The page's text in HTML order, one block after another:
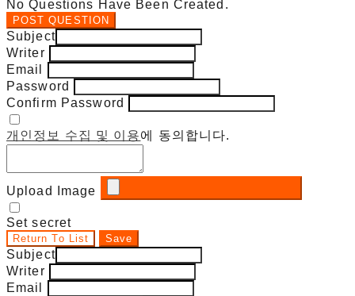
No Questions Have Been Created.
POST QUESTION
Subject
Writer
Email
Password
Confirm Password
개인정보 수집 및 이용에 동의합니다.
Upload Image
Set secret
Return To List Save
Subject
Writer
Email